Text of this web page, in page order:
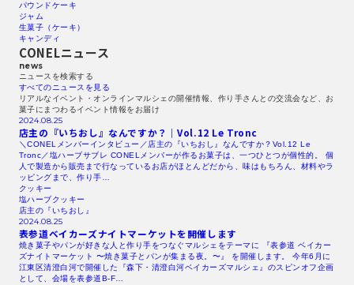
パウンドケーキ
ジャム
生菓子（ケーキ）
キャンディ
CONELニュース
news
ニュースを検索する​
すべてのニュースを見る​
リアルなイベント・オンラインマルシェの開催情報、作り手さんとの交流会など、お
菓子にまつわるイベント情報をお届け
2024.08.25
店主の『いちおし』なんですか？｜Vol.12 Le Tronc
＼CONELメンバーインタビュー／店主の『いちおし』なんですか？Vol.12 Le
Tronc／塩ハーブサブレ CONELメンバーが作るお菓子は、一つひとつが個性的。 個
人で製造から販売まで行なっているお店がほとんどだから、味はもちろん、材料やラ
ッピングまで、作り手…
クッキー
塩ハーブクッキー
店主の『いちおし』
2024.08.25
表参道ベイカーズナイトマーケットを開催します
焼き菓子やパンが好きな人と作り手をつなぐマルシェをテーマに 『表参道 ベイカー
ズナイトマーケット 〜焼き菓子とパンが集まる夜。〜』 を開催します。 今年6月に
江東区清澄白河で開催した『森下・清澄白河ベイカーズマルシェ』のスピンオフ企画
として、会場を表参道B-F…